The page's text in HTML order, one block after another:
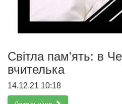
Світла пам'ять: в
вчителька
14.12.21 10:18